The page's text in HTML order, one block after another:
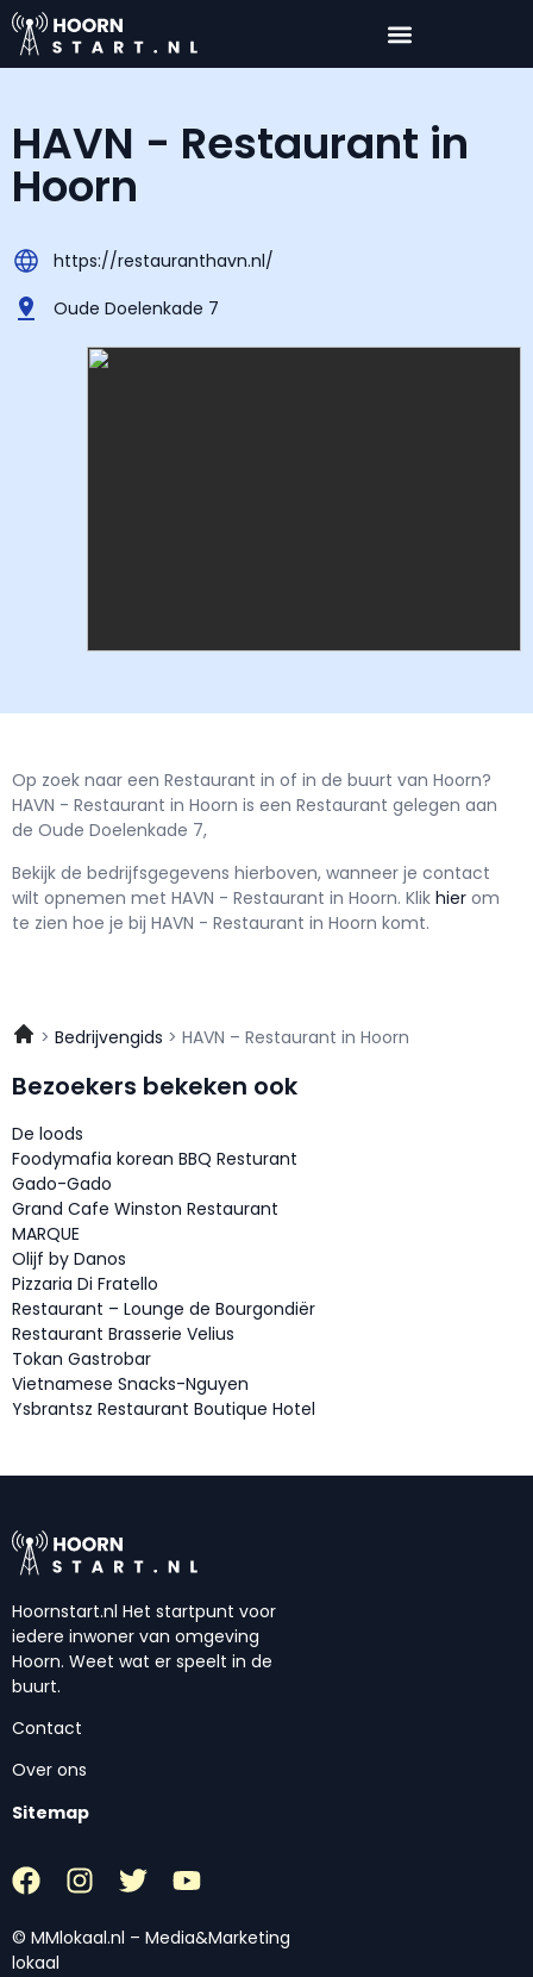
HAVN - Restaurant in
Hoorn
https://restauranthavn.nl/
Oude Doelenkade 7
Op zoek naar een Restaurant in of in de buurt van Hoorn?
HAVN - Restaurant in Hoorn is een Restaurant gelegen aan
de Oude Doelenkade 7,
Bekijk de bedrijfsgegevens hierboven, wanneer je contact
wilt opnemen met HAVN - Restaurant in Hoorn. Klik hier om
te zien hoe je bij HAVN - Restaurant in Hoorn komt.
Bedrijvengids HAVN – Restaurant in Hoorn
Bezoekers bekeken ook
De loods
Foodymafia korean BBQ Resturant
Gado-Gado
Grand Cafe Winston Restaurant
MARQUE
Olijf by Danos
Pizzaria Di Fratello
Restaurant – Lounge de Bourgondiër
Restaurant Brasserie Velius
Tokan Gastrobar
Vietnamese Snacks-Nguyen
Ysbrantsz Restaurant Boutique Hotel
Hoornstart.nl Het startpunt voor
iedere inwoner van omgeving
Hoorn. Weet wat er speelt in de
buurt.
Contact
Over ons
Sitemap
© MMlokaal.nl – Media&Marketing
lokaal